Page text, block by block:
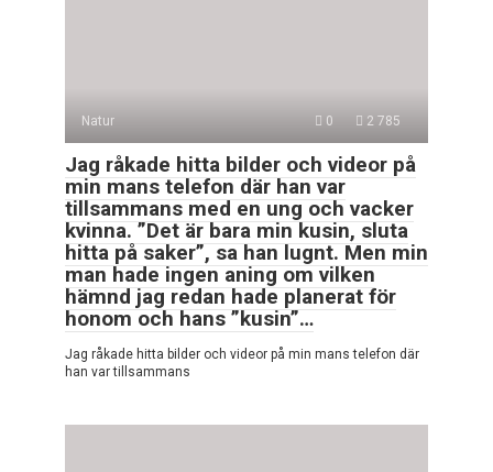
Natur 0 2 785
Jag råkade hitta bilder och videor på
min mans telefon där han var
tillsammans med en ung och vacker
kvinna. ”Det är bara min kusin, sluta
hitta på saker”, sa han lugnt. Men min
man hade ingen aning om vilken
hämnd jag redan hade planerat för
honom och hans ”kusin”…
Jag råkade hitta bilder och videor på min mans telefon där
han var tillsammans